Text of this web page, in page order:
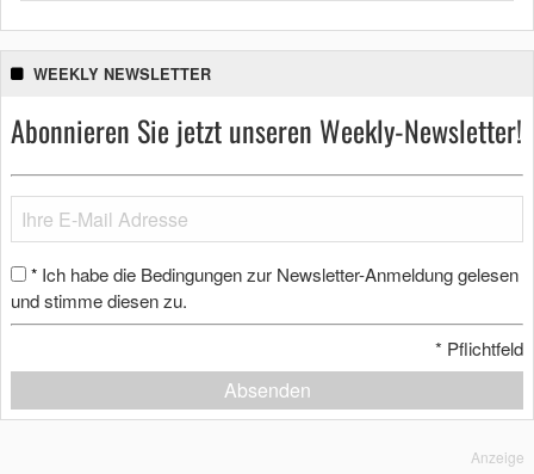
WEEKLY NEWSLETTER
Abonnieren Sie jetzt unseren Weekly-Newsletter!
* Ich habe die Bedingungen zur Newsletter-Anmeldung gelesen
und stimme diesen zu.
* Pflichtfeld
Absenden
Anzeige